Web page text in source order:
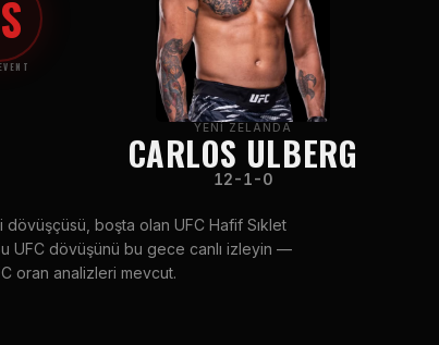
YENI ZELANDA
CARLOS ULBERG
12-1-0
boşta olan UFC Hafif Sıklet
UFC dövüşünü bu gece canlı izleyin —
oran analizleri mevcut.